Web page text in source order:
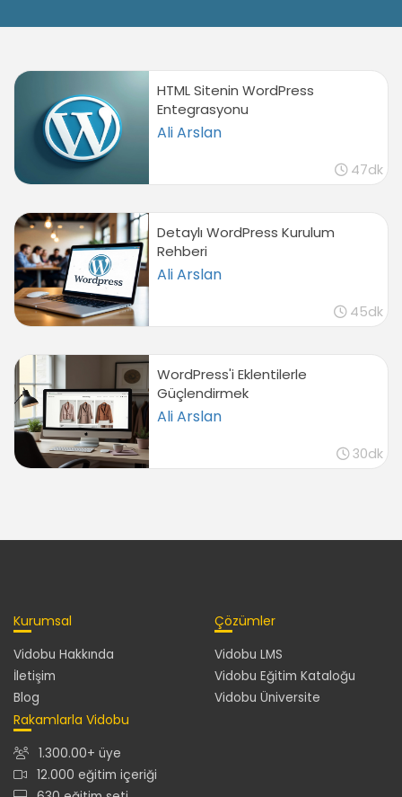
HTML Sitenin WordPress
Entegrasyonu
Ali Arslan
47dk
Detaylı WordPress Kurulum
Rehberi
Ali Arslan
45dk
WordPress'i Eklentilerle
Güçlendirmek
Ali Arslan
30dk
Kurumsal
Vidobu Hakkında
İletişim
Blog
Çözümler
Vidobu LMS
Vidobu Eğitim Kataloğu
Vidobu Üniversite
Rakamlarla Vidobu
1.300.00+ üye
12.000 eğitim içeriği